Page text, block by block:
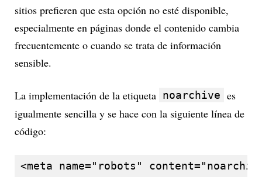
sitios prefieren que esta opción no esté disponible,
especialmente en páginas donde el contenido cambia
frecuentemente o cuando se trata de información
sensible.
La implementación de la etiqueta noarchive es
igualmente sencilla y se hace con la siguiente línea de
código:
<meta name="robots"